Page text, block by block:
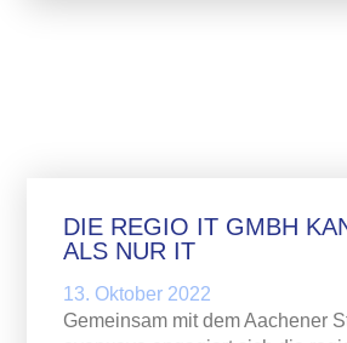
DIE REGIO IT GMBH
ALS NUR IT
13. Oktober 2022
Gemeinsam mit dem Aachener